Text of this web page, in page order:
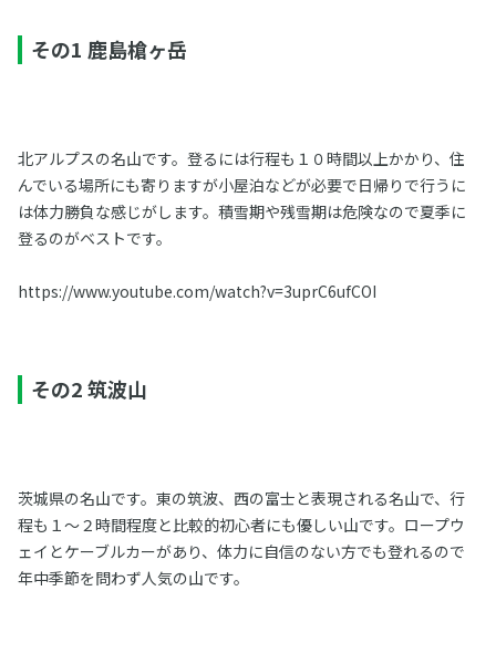
その1 鹿島槍ヶ岳
北アルプスの名山です。登るには行程も１０時間以上かかり、住
んでいる場所にも寄りますが小屋泊などが必要で日帰りで行うに
は体力勝負な感じがします。積雪期や残雪期は危険なので夏季に
登るのがベストです。
https://www.youtube.com/watch?v=3uprC6ufCOI
その2 筑波山
茨城県の名山です。東の筑波、西の富士と表現される名山で、行
程も１～２時間程度と比較的初心者にも優しい山です。ロープウ
ェイとケーブルカーがあり、体力に自信のない方でも登れるので
年中季節を問わず人気の山です。